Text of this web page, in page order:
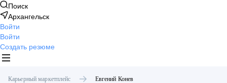
Поиск
Архангельск
Войти
Войти
Создать резюме
Карьерный маркетплейс Евгений Конев